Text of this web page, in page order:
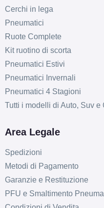
Cerchi in lega
Pneumatici
Ruote Complete
Kit ruotino di scorta
Pneumatici Estivi
Pneumatici Invernali
Pneumatici 4 Stagioni
Tutti i modelli di Auto, Suv e
Area Legale
Spedizioni
Metodi di Pagamento
Garanzie e Restituzione
PFU e Smaltimento